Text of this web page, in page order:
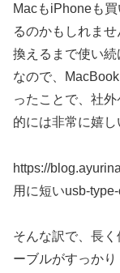
MacもiPhoneも
るのかもしれま
換えるまで使い続
なので、
ったことで、社
的には非常に嬉し
https://
用に短いusb-
そんな訳で、長
ーブルがすっかり